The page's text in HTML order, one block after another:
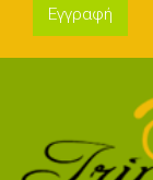
Εγγραφή